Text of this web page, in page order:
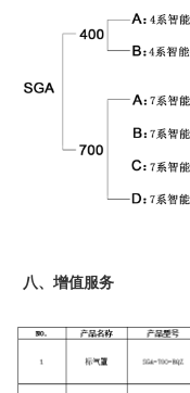
八、增值服务